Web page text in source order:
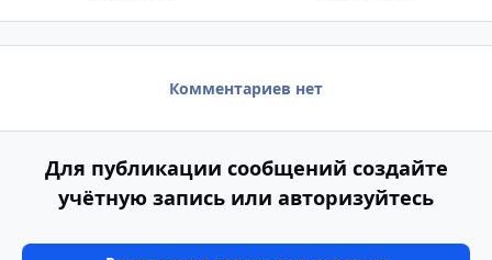
Комментариев нет
Для публикации сообщений создайте
учётную запись или авторизуйтесь